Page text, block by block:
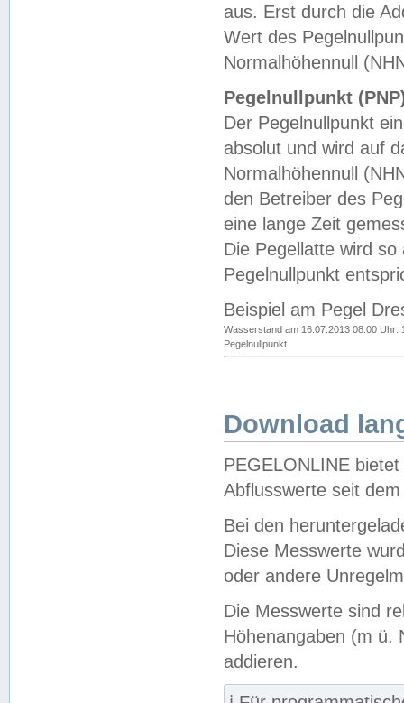
aus. Erst durch die
Wert des
Normalhöhennull
Pegelnullpunkt
Der Pegelnullpunkt
absolut und wird auf
Normalhöhennull
den Betreiber des
eine lange Zeit
Die Pegellatte wird
Pegelnullpunkt
Beispiel am Pegel
Wasserstand am 16.07.2013 08:00 Uhr:
Pegelnullpunkt
Download
PEGELONLINE
Abflusswerte seit
Bei den
Diese Messwerte
oder andere
Die Messwerte sind
Höhenangaben (m ü.
addieren.